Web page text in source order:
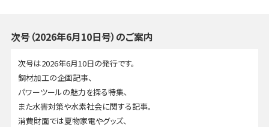
次号（2026年6月10日号）のご案内
次号は2026年6月10日の発行です。
鋼材加工の企画記事、
パワーツールの魅力を探る特集、
また水害対策や水素社会に関する記事。
消費財面では夏物家電やグッズ、